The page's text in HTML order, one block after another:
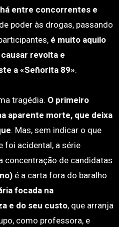
entre concorrentes e
poder às drogas, passando
é muito aquilo
revolta e
a «Señorita 89».
tragédia. O primeiro
aparente morte, que deixa
. Mas, sem indicar o que
foi acidental, a série
concentração de candidatas
é a carta fora do baralho
focada na
e do seu custo, que arranja
como professora, e